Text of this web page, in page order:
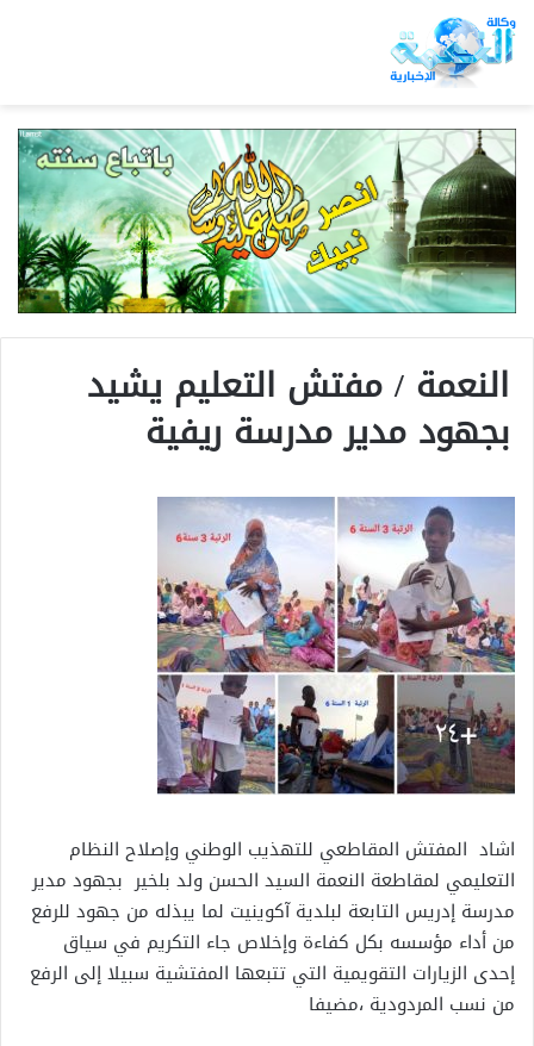
النعمة / مفتش التعليم يشيد
بجهود مدير مدرسة ريفية
اشاد المفتش المقاطعي للتهذيب الوطني وإصلاح النظام
التعليمي لمقاطعة النعمة السيد الحسن ولد بلخير بجهود مدير
مدرسة إدريس التابعة لبلدية آكوينيت لما يبذله من جهود للرفع
من أداء مؤسسه بكل كفاءة وإخلاص جاء التكريم في سياق
إحدى الزيارات التقويمية التي تتبعها المفتشية سبيلا إلى الرفع
من نسب المردودية ،مضيفا